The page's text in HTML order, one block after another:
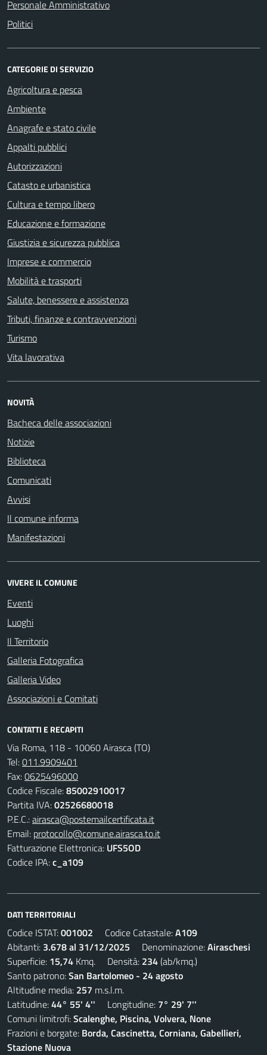
Personale Amministrativo
Politici
CATEGORIE DI SERVIZIO
Agricoltura e pesca
Ambiente
Anagrafe e stato civile
Appalti pubblici
Autorizzazioni
Catasto e urbanistica
Cultura e tempo libero
Educazione e formazione
Giustizia e sicurezza pubblica
Imprese e commercio
Mobilità e trasporti
Salute, benessere e assistenza
Tributi, finanze e contravvenzioni
Turismo
Vita lavorativa
NOVITÀ
Bacheca delle associazioni
Notizie
Biblioteca
Comunicati
Avvisi
Il comune informa
Manifestazioni
VIVERE IL COMUNE
Eventi
Luoghi
Il Territorio
Galleria Fotografica
Galleria Video
Associazioni e Comitati
CONTATTI E RECAPITI
Via Roma, 118 - 10060 Airasca (TO)
Tel:011.9909401
Fax:0625496000
Codice Fiscale:85002910017
Partita IVA:02526680018
P.E.C.:airasca@postemailcertificata.it
Email: protocollo@comune.airasca.to.it
Fatturazione Elettronica: UFS5OD
Codice IPA:c_a109
DATI TERRITORIALI
Codice ISTAT:001002 Codice Catastale:A109
Abitanti: 3.678 al 31/12/2025 Denominazione:Airaschesi
Superficie: 15,74 Kmq. Densità: 234(ab/kmq.)
Santo patrono:San Bartolomeo - 24 agosto
Altitudine media: 257 m.s.l.m.
Latitudine:44° 55' 4'' Longitudine: 7° 29' 7''
Comuni limitrofi:Scalenghe, Piscina, Volvera, None
Frazioni e borgate: Borda, Cascinetta, Corniana, Gabellieri,
Stazione Nuova